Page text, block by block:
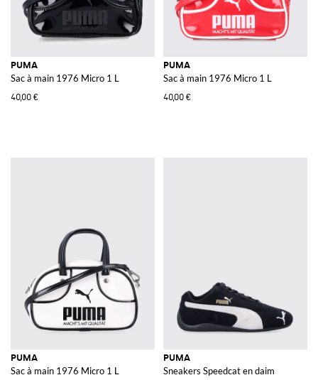
PUMA
Sac à main 1976 Micro 1 L
40,00 €
PUMA
Sac à main 1976 Micro 1 L
40,00 €
PUMA
Sac à main 1976 Micro 1 L
PUMA
Sneakers Speedcat en daim